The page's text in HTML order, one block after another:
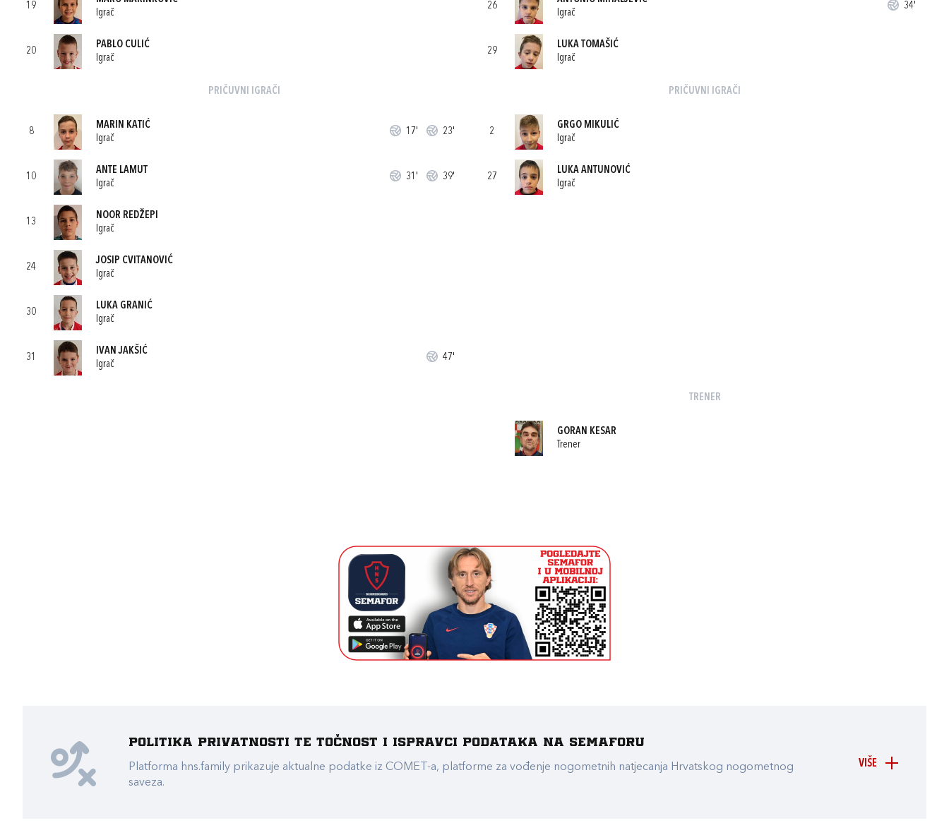
19
Igrač
20
PABLO CULIĆ
Igrač
PRIČUVNI IGRAČI
8
MARIN KATIĆ
Igrač
17' 23'
10
ANTE LAMUT
Igrač
31' 39'
13
NOOR REDŽEPI
Igrač
24
JOSIP CVITANOVIĆ
Igrač
30
LUKA GRANIĆ
Igrač
31
IVAN JAKŠIĆ
Igrač
47'
26
Igrač
34'
29
LUKA TOMAŠIĆ
Igrač
PRIČUVNI IGRAČI
2
GRGO MIKULIĆ
Igrač
27
LUKA ANTUNOVIĆ
Igrač
TRENER
GORAN KESAR
Trener
VIŠE
Politika privatnosti te točnost i ispravci podataka na Semaforu
Platforma hns.family prikazuje aktualne podatke iz COMET-a, platforme za vođenje nogometnih natjecanja Hrvatskog nogometnog
saveza.